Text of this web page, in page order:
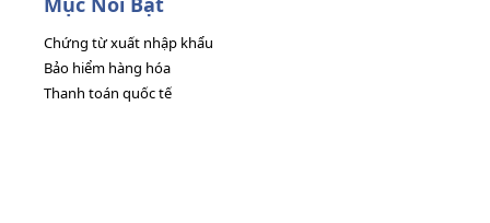
Chứng từ xuất nhập khẩu
Bảo hiểm hàng hóa
Thanh toán quốc tế